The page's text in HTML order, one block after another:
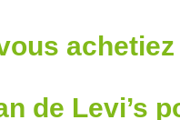
de Levi’s